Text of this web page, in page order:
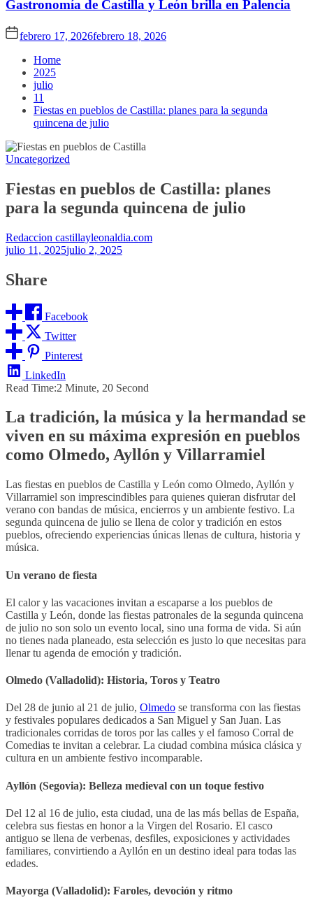
Gastronomía de Castilla y León brilla en Palencia
febrero 17, 2026febrero 18, 2026
Home
2025
julio
11
Fiestas en pueblos de Castilla: planes para la segunda
quincena de julio
Uncategorized
Fiestas en pueblos de Castilla: planes
para la segunda quincena de julio
Redaccion castillayleonaldia.com
julio 11, 2025julio 2, 2025
Share
Facebook
Twitter
Pinterest
LinkedIn
Read Time:2 Minute, 20 Second
La tradición, la música y la hermandad se
viven en su máxima expresión en pueblos
como Olmedo, Ayllón y Villarramiel
Las fiestas en pueblos de Castilla y León como Olmedo, Ayllón y
Villarramiel son imprescindibles para quienes quieran disfrutar del
verano con bandas de música, encierros y un ambiente festivo. La
segunda quincena de julio se llena de color y tradición en estos
pueblos, ofreciendo experiencias únicas llenas de cultura, historia y
música.
Un verano de fiesta
El calor y las vacaciones invitan a escaparse a los pueblos de
Castilla y León, donde las fiestas patronales de la segunda quincena
de julio no son solo un evento local, sino una forma de vida. Si aún
no tienes nada planeado, esta selección es justo lo que necesitas para
llenar tu agenda de emoción y tradición.
Olmedo (Valladolid): Historia, Toros y Teatro
Del 28 de junio al 21 de julio, Olmedo se transforma con las fiestas
y festivales populares dedicados a San Miguel y San Juan. Las
tradicionales corridas de toros por las calles y el famoso Corral de
Comedias te invitan a celebrar. La ciudad combina música clásica y
cultura en un ambiente festivo incomparable.
Ayllón (Segovia): Belleza medieval con un toque festivo
Del 12 al 16 de julio, esta ciudad, una de las más bellas de España,
celebra sus fiestas en honor a la Virgen del Rosario. El casco
antiguo se llena de verbenas, desfiles, exposiciones y actividades
familiares, convirtiendo a Ayllón en un destino ideal para todas las
edades.
Mayorga (Valladolid): Faroles, devoción y ritmo